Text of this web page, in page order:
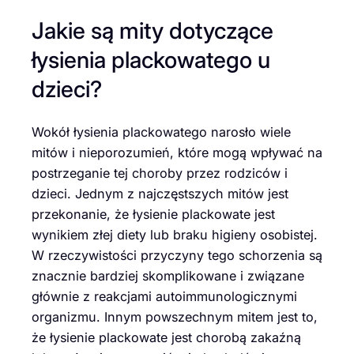
Jakie są mity dotyczące
łysienia plackowatego u
dzieci?
Wokół łysienia plackowatego narosło wiele
mitów i nieporozumień, które mogą wpływać na
postrzeganie tej choroby przez rodziców i
dzieci. Jednym z najczęstszych mitów jest
przekonanie, że łysienie plackowate jest
wynikiem złej diety lub braku higieny osobistej.
W rzeczywistości przyczyny tego schorzenia są
znacznie bardziej skomplikowane i związane
głównie z reakcjami autoimmunologicznymi
organizmu. Innym powszechnym mitem jest to,
że łysienie plackowate jest chorobą zakaźną